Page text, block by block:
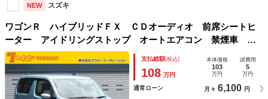
NEW スズキ
ワゴンＲ ハイブリッドＦＸ ＣＤオーディオ 前席シートヒ
ーター アイドリングストップ オートエアコン 禁煙車 ４
ＷＤ
支払総額(税込)
108 万円
本体価格
103
万円
諸費用
5
万円
通常ローン 月々 6,100 円